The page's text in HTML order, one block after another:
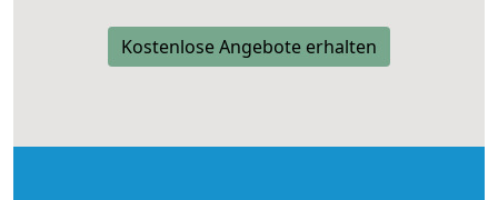
Kostenlose Angebote erhalten